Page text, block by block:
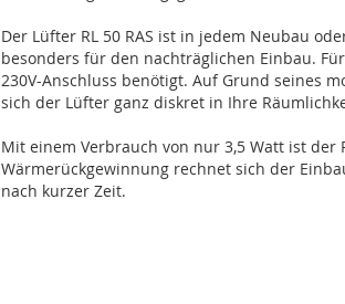
Der Lüfter RL 50 RAS ist in jedem Neubau
besonders für den nachträglichen Einbau.
230V-Anschluss benötigt. Auf Grund seines
sich der Lüfter ganz diskret in Ihre
Mit einem Verbrauch von nur 3,5 Watt ist der
Wärmerückgewinnung rechnet sich der
nach kurzer Zeit.